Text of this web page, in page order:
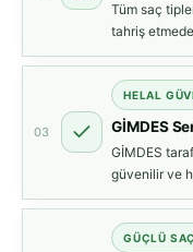
Tüm saç
tahriş
03
HELAL
GİMDES
GİMDES
güvenilir ve
GÜÇLÜ